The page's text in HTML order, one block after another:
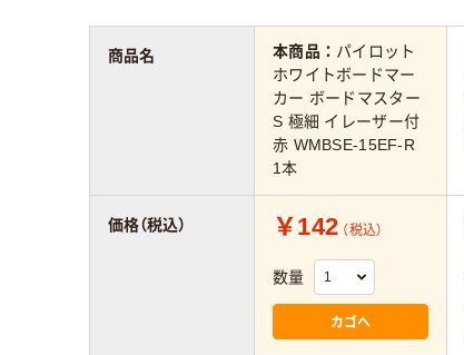
本商品： パイロット
ホワイトボードマー
カー ボードマスター
S 極細 イレーザー付
赤 WMBSE-15EF-R
1本
￥142 （税込）
数量
カゴへ
商品名
価格（税込）